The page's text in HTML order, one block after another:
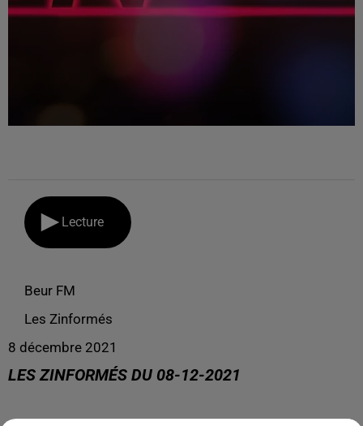
Lecture
Beur FM
Les Zinformés
8 décembre 2021
LES ZINFORMÉS DU 08-12-2021